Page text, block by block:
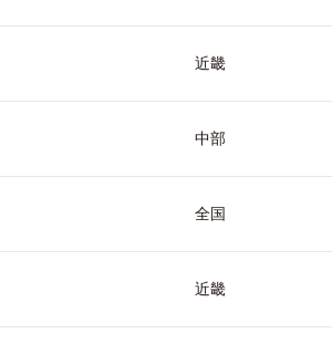
近畿
中部
全国
近畿